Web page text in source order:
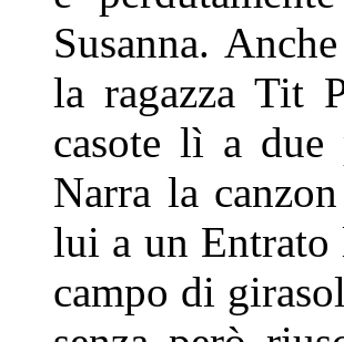
Susanna.
la ragazza Tit
casote lì a
Narra la
lui a un
campo di